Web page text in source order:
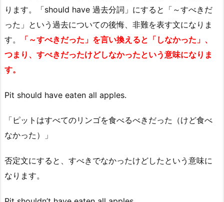
ります。「should have 過去分詞」にすると「～すべきだ
った」という過去についての後悔、非難を表す文になりま
す。
「～すべきだった」を言い換えると「しなかった」、
つまり、すべきだったけどしなかったという意味になりま
す。
Pit should have eaten all apples.
「ピットはすべてのリンゴを食べるべきだった（けど食べ
なかった）」
否定文にすると、すべきでなかったけどしたという意味に
なります。